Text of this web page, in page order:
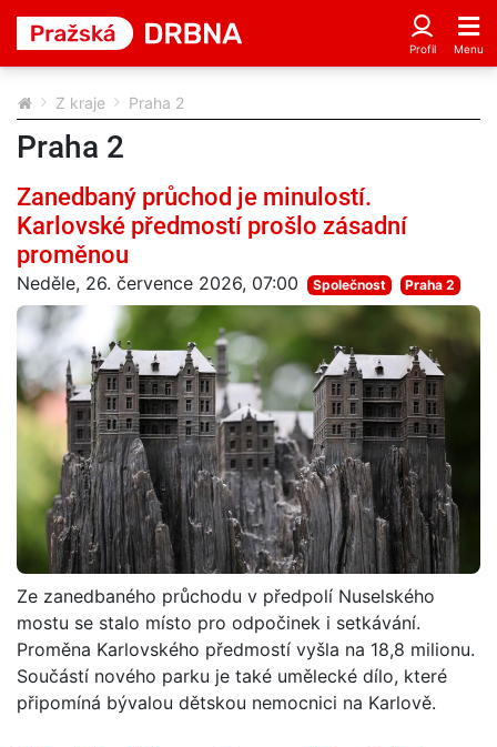
Z kraje Praha 2
Praha 2
Zanedbaný průchod je minulostí.
Karlovské předmostí prošlo zásadní
proměnou
Neděle, 26. července 2026, 07:00 Společnost Praha 2
Ze zanedbaného průchodu v předpolí Nuselského
mostu se stalo místo pro odpočinek i setkávání.
Proměna Karlovského předmostí vyšla na 18,8 milionu.
Součástí nového parku je také umělecké dílo, které
připomíná bývalou dětskou nemocnici na Karlově.